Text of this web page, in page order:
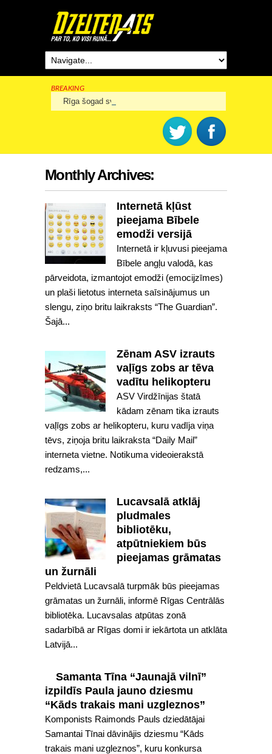
BREAKING
Rīga šogad svinēs 825. dzimšanas dienu
Monthly Archives:
Internetā kļūst
pieejama Bībele
emodži versijā
Internetā ir kļuvusi pieejama
Bībele angļu valodā, kas
pārveidota, izmantojot emodži (emocijzīmes)
un plaši lietotus interneta saīsinājumus un
slengu, ziņo britu laikraksts “The Guardian”.
Šajā...
Zēnam ASV izrauts
vaļīgs zobs ar tēva
vadītu helikopteru
ASV Virdžīnijas štatā
kādam zēnam tika izrauts
vaļīgs zobs ar helikopteru, kuru vadīja viņa
tēvs, ziņoja britu laikraksta “Daily Mail”
interneta vietne. Notikuma videoierakstā
redzams,...
Lucavsalā atklāj
pludmales
bibliotēku,
atpūtniekiem būs
pieejamas grāmatas
un žurnāli
Peldvietā Lucavsalā turpmāk būs pieejamas
grāmatas un žurnāli, informē Rīgas Centrālās
bibliotēka. Lucavsalas atpūtas zonā
sadarbībā ar Rīgas domi ir iekārtota un atklāta
Latvijā...
Samanta Tīna “Jaunajā vilnī”
izpildīs Paula jauno dziesmu
“Kāds trakais mani uzgleznos”
Komponists Raimonds Pauls dziedātājai
Samantai Tīnai dāvinājis dziesmu “Kāds
trakais mani uzgleznos”, kuru konkursa